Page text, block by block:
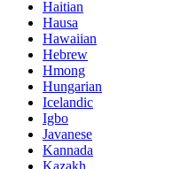
Haitian
Hausa
Hawaiian
Hebrew
Hmong
Hungarian
Icelandic
Igbo
Javanese
Kannada